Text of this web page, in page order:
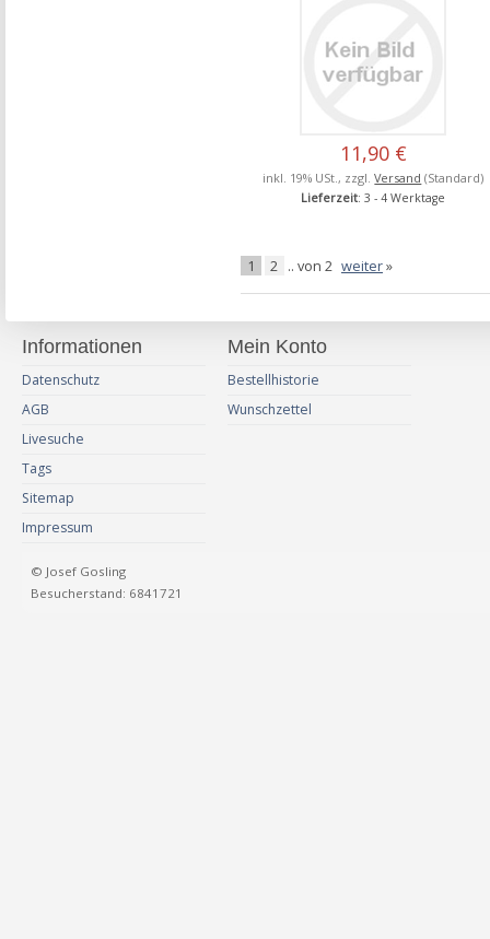
11,90 €
inkl. 19% USt., zzgl.Versand (Standard)
Lieferzeit: 3 - 4 Werktage
1 2 .. von 2 weiter»
Informationen
Datenschutz
AGB
Livesuche
Tags
Sitemap
Impressum
Mein Konto
Bestellhistorie
Wunschzettel
© Josef Gosling
Besucherstand: 6841721